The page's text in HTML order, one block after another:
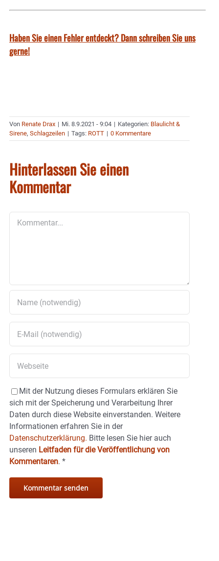
Haben Sie einen Fehler entdeckt? Dann schreiben Sie uns
gerne!
Von Renate Drax | Mi. 8.9.2021 - 9:04 | Kategorien: Blaulicht &
Sirene, Schlagzeilen | Tags: ROTT | 0 Kommentare
Hinterlassen Sie einen
Kommentar
Mit der Nutzung dieses Formulars erklären Sie
sich mit der Speicherung und Verarbeitung Ihrer
Daten durch diese Website einverstanden. Weitere
Informationen erfahren Sie in der
Datenschutzerklärung. Bitte lesen Sie hier auch
unseren Leitfaden für die Veröffentlichung von
Kommentaren. *